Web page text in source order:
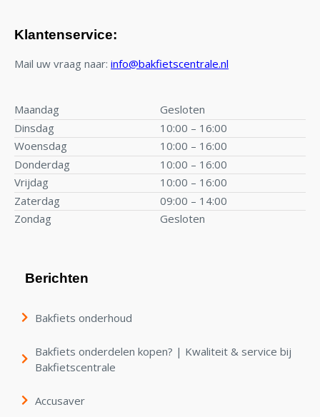
Klantenservice:
Mail uw vraag naar: info@bakfietscentrale.nl
Maandag
Gesloten
Dinsdag
10:00 – 16:00
Woensdag
10:00 – 16:00
Donderdag
10:00 – 16:00
Vrijdag
10:00 – 16:00
Zaterdag
09:00 – 14:00
Zondag
Gesloten
Berichten
Bakfiets onderhoud
Bakfiets onderdelen kopen? | Kwaliteit & service bij
Bakfietscentrale
Accusaver